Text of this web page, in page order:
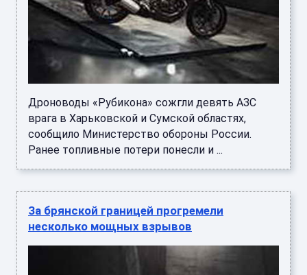
Дроноводы «Рубикона» сожгли девять АЗС
врага в Харьковской и Сумской областях,
сообщило Министерство обороны России.
Ранее топливные потери понесли и ...
За брянской границей прогремели
несколько мощных взрывов